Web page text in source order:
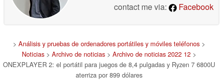
contact me via:
Facebook
> Análisis y pruebas de ordenadores portátiles y móviles teléfonos >
Noticias > Archivo de noticias > Archivo de noticias 2022 12 >
ONEXPLAYER 2: el portátil para juegos de 8,4 pulgadas y Ryzen 7 6800U
aterriza por 899 dólares